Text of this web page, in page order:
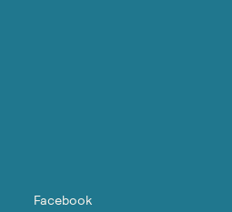
Facebook